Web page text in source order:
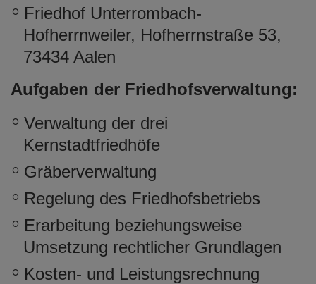
Friedhof Unterrombach-
Hofherrnweiler, Hofherrnstraße 53,
73434 Aalen
Aufgaben der Friedhofsverwaltung:
Verwaltung der drei
Kernstadtfriedhöfe
Gräberverwaltung
Regelung des Friedhofsbetriebs
Erarbeitung beziehungsweise
Umsetzung rechtlicher Grundlagen
Kosten- und Leistungsrechnung